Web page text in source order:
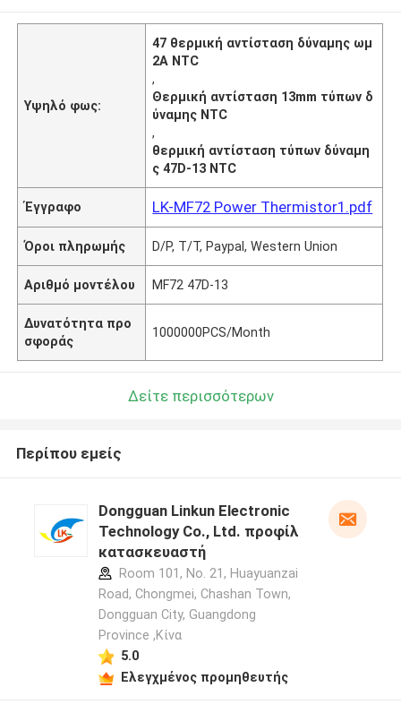
Υψηλό φως:
47 θερμική αντίσταση δύναμης ωμ
2A NTC
,
Θερμική αντίσταση 13mm τύπων δ
ύναμης NTC
,
θερμική αντίσταση τύπων δύναμη
ς 47D-13 NTC
Έγγραφο LK-MF72 Power Thermistor1.pdf
Όροι πληρωμής D/P, T/T, Paypal, Western Union
Αριθμό μοντέλου MF72 47D-13
Δυνατότητα προ
σφοράς
1000000PCS/Month
Δείτε περισσότερων
Περίπου εμείς
Dongguan Linkun Electronic
Technology Co., Ltd. προφίλ
κατασκευαστή
Room 101, No. 21, Huayuanzai
Road, Chongmei, Chashan Town,
Dongguan City, Guangdong
Province ,Κίνα
5.0
Ελεγχμένος προμηθευτής